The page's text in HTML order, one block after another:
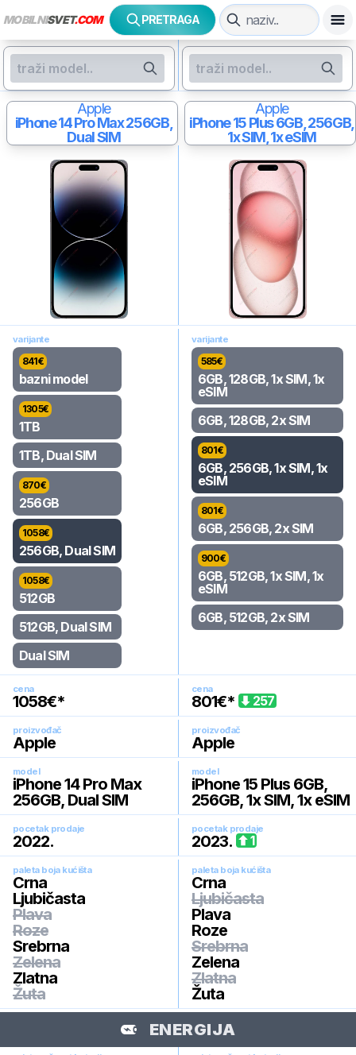
MOBILNISVET.COM PRETRAGA
Apple
iPhone 14 Pro Max256GB,
Dual SIM
Apple
iPhone 15 Plus6GB, 256GB,
1x SIM, 1x eSIM
varijante
841€
bazni model
1305€
1TB
1TB, Dual SIM
870€
256GB
1058€
256GB, Dual SIM
1058€
512GB
512GB, Dual SIM
Dual SIM
varijante
585€
6GB, 128GB, 1x SIM, 1x
eSIM
6GB, 128GB, 2x SIM
801€
6GB, 256GB, 1x SIM, 1x
eSIM
801€
6GB, 256GB, 2x SIM
900€
6GB, 512GB, 1x SIM, 1x
eSIM
6GB, 512GB, 2x SIM
cena
1058€*
cena
801€* 257
proizvođač
Apple
proizvođač
Apple
model
iPhone 14 Pro Max
256GB, Dual SIM
model
iPhone 15 Plus 6GB,
256GB, 1x SIM, 1x eSIM
pocetak prodaje
2022.
pocetak prodaje
2023. 1
paleta boja kućišta
Crna
Ljubičasta
Plava
Roze
Srebrna
Zelena
Zlatna
Žuta
paleta boja kućišta
Crna
Ljubičasta
Plava
Roze
Srebrna
Zelena
Zlatna
Žuta
ENERGIJA